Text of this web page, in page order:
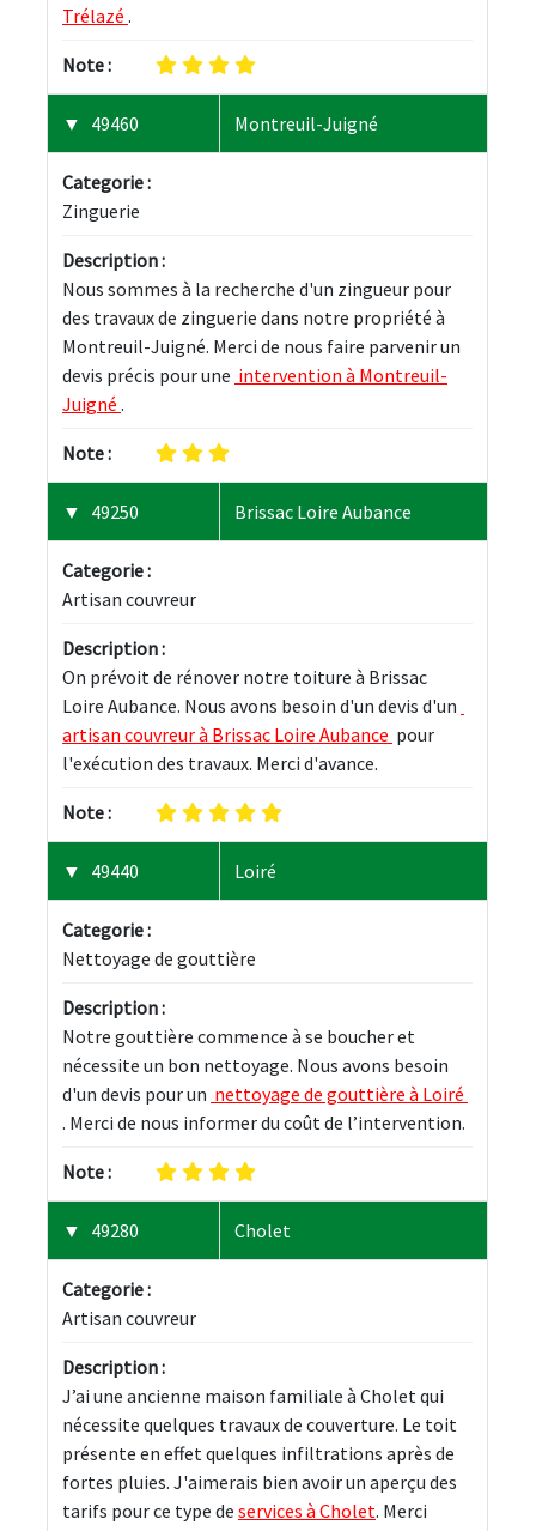
Trélazé .
Note :
49460 Montreuil-Juigné
Categorie :
Zinguerie
Description :
Nous sommes à la recherche d'un zingueur pour
des travaux de zinguerie dans notre propriété à
Montreuil-Juigné. Merci de nous faire parvenir un
devis précis pour une intervention à Montreuil-
Juigné .
Note :
49250 Brissac Loire Aubance
Categorie :
Artisan couvreur
Description :
On prévoit de rénover notre toiture à Brissac
Loire Aubance. Nous avons besoin d'un devis d'un
artisan couvreur à Brissac Loire Aubance pour
l'exécution des travaux. Merci d'avance.
Note :
49440 Loiré
Categorie :
Nettoyage de gouttière
Description :
Notre gouttière commence à se boucher et
nécessite un bon nettoyage. Nous avons besoin
d'un devis pour un nettoyage de gouttière à Loiré
. Merci de nous informer du coût de l’intervention.
Note :
49280 Cholet
Categorie :
Artisan couvreur
Description :
J’ai une ancienne maison familiale à Cholet qui
nécessite quelques travaux de couverture. Le toit
présente en effet quelques infiltrations après de
fortes pluies. J'aimerais bien avoir un aperçu des
tarifs pour ce type de services à Cholet. Merci